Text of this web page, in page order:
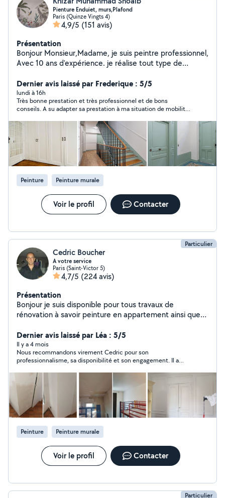
Pienture Enduiet, murs,Plafond
Paris (Quinze Vingts 4)
4,9/5 (151 avis)
Présentation
Bonjour Monsieur,Madame, je suis peintre professionnel,
Avec 10 ans d'expérience. je réalise tout type de
de papier peint, pose tvile de verre, pose de plinthes,
pose de parquet et finitions soignées. je suis sériéux et
ponctuel, Travail professionnel, réponse rapide, respect
des clients, prix raissonnable.
Dernier avis laissé par Frederique : 5/5
lundi à 16h
Très bonne prestation et très professionnel et de bons
conseils. A su adapter sa prestation à ma situation de mobilité
Peinture Peinture murale
Voir le profil Contacter
Particulier
Cedric Boucher
A votre service
Paris (Saint-Victor 5)
4,7/5 (224 avis)
Présentation
Bonjour je suis disponible pour tous travaux de
rénovation à savoir peinture en appartement ainsi que
bricoles également. Remise en état de salle de bain ou
cuisine. j'attend vos propositions avec grand plaisir
bonne journée à vous ;) n'hésitez pas a me contacter
téléphoniquement car il se peut que votre demande
soit hors de ma zone
Dernier avis laissé par Léa : 5/5
Il y a 4 mois
Nous recommandons virement Cedric pour son
professionnalisme, sa disponibilité et son engagement. Il a
notre chambre qui présentait du moisi.
Peinture Peinture murale
Voir le profil Contacter
Particulier